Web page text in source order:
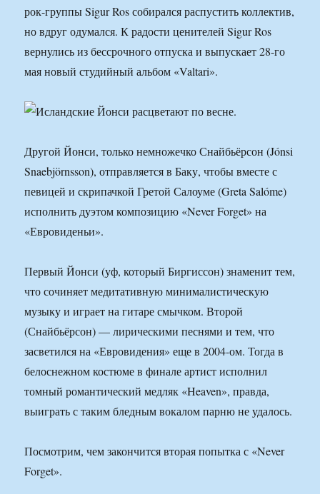
рок-группы Sigur Ros собирался распустить коллектив,
но вдруг одумался. К радости ценителей Sigur Ros
вернулись из бессрочного отпуска и выпускает 28-го
мая новый студийный альбом «Valtari».
Другой Йонси, только немножечко Снайбьёрсон (Jónsi
Snaebjörnsson), отправляется в Баку, чтобы вместе с
певицей и скрипачкой Гретой Салоуме (Greta Salóme)
исполнить дуэтом композицию «Never Forget» на
«Евровиденьи».
Первый Йонси (уф, который Биргиссон) знаменит тем,
что сочиняет медитативную минималистическую
музыку и играет на гитаре смычком. Второй
(Снайбьёрсон) — лирическими песнями и тем, что
засветился на «Евровидения» еще в 2004-ом. Тогда в
белоснежном костюме в финале артист исполнил
томный романтический медляк «Heaven», правда,
выиграть с таким бледным вокалом парню не удалось.
Посмотрим, чем закончится вторая попытка с «Never
Forget».